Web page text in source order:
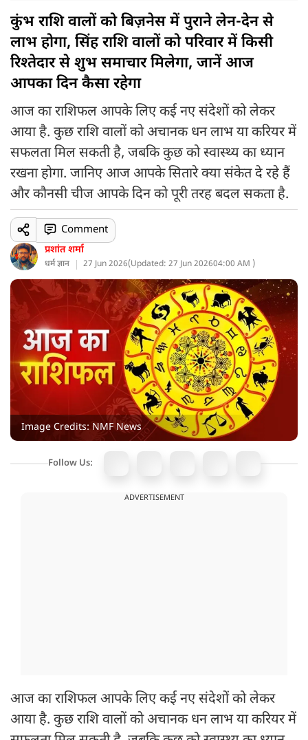
कुंभ राशि वालों को बिज़नेस में पुराने लेन-देन से
लाभ होगा, सिंह राशि वालों को परिवार में किसी
रिश्तेदार से शुभ समाचार मिलेगा, जानें आज
आपका दिन कैसा रहेगा
आज का राशिफल आपके लिए कई नए संदेशों को लेकर
आया है. कुछ राशि वालों को अचानक धन लाभ या करियर में
सफलता मिल सकती है, जबकि कुछ को स्वास्थ्य का ध्यान
रखना होगा. जानिए आज आपके सितारे क्या संकेत दे रहे हैं
और कौनसी चीज आपके दिन को पूरी तरह बदल सकता है.
प्रशांत शर्मा
धर्म ज्ञान 27 Jun 2026(Updated: 27 Jun 202604:00 AM )
Comment
Image Credits: NMF News
Follow Us:
ADVERTISEMENT
आज का राशिफल आपके लिए कई नए संदेशों को लेकर
आया है. कुछ राशि वालों को अचानक धन लाभ या करियर में